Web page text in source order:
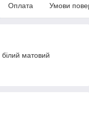
Оплата Умови
матовий